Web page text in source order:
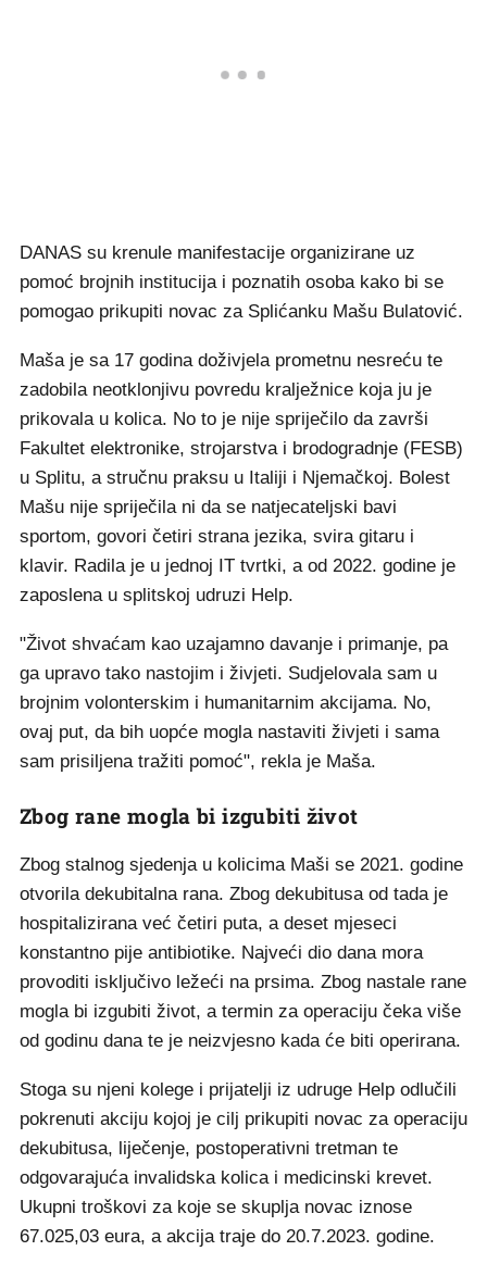
DANAS su krenule manifestacije organizirane uz
pomoć brojnih institucija i poznatih osoba kako bi se
pomogao prikupiti novac za Splićanku Mašu Bulatović.
Maša je sa 17 godina doživjela prometnu nesreću te
zadobila neotklonjivu povredu kralježnice koja ju je
prikovala u kolica. No to je nije spriječilo da završi
Fakultet elektronike, strojarstva i brodogradnje (FESB)
u Splitu, a stručnu praksu u Italiji i Njemačkoj. Bolest
Mašu nije spriječila ni da se natjecateljski bavi
sportom, govori četiri strana jezika, svira gitaru i
klavir. Radila je u jednoj IT tvrtki, a od 2022. godine je
zaposlena u splitskoj udruzi Help.
"Život shvaćam kao uzajamno davanje i primanje, pa
ga upravo tako nastojim i živjeti. Sudjelovala sam u
brojnim volonterskim i humanitarnim akcijama. No,
ovaj put, da bih uopće mogla nastaviti živjeti i sama
sam prisiljena tražiti pomoć", rekla je Maša.
Zbog rane mogla bi izgubiti život
Zbog stalnog sjedenja u kolicima Maši se 2021. godine
otvorila dekubitalna rana. Zbog dekubitusa od tada je
hospitalizirana već četiri puta, a deset mjeseci
konstantno pije antibiotike. Najveći dio dana mora
provoditi isključivo ležeći na prsima. Zbog nastale rane
mogla bi izgubiti život, a termin za operaciju čeka više
od godinu dana te je neizvjesno kada će biti operirana.
Stoga su njeni kolege i prijatelji iz udruge Help odlučili
pokrenuti akciju kojoj je cilj prikupiti novac za operaciju
dekubitusa, liječenje, postoperativni tretman te
odgovarajuća invalidska kolica i medicinski krevet.
Ukupni troškovi za koje se skuplja novac iznose
67.025,03 eura, a akcija traje do 20.7.2023. godine.